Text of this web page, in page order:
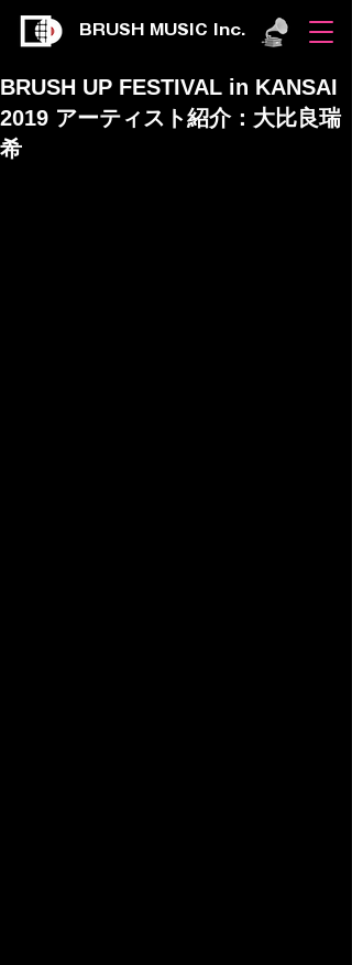
BRUSH MUSIC Inc.
BRUSH UP FESTIVAL in KANSAI
2019 アーティスト紹介：大比良瑞
希